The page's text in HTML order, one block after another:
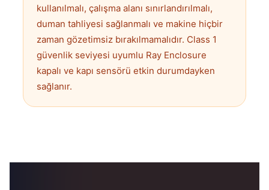
kullanılmalı, çalışma alanı sınırlandırılmalı,
duman tahliyesi sağlanmalı ve makine hiçbir
zaman gözetimsiz bırakılmamalıdır. Class 1
güvenlik seviyesi uyumlu Ray Enclosure
kapalı ve kapı sensörü etkin durumdayken
sağlanır.